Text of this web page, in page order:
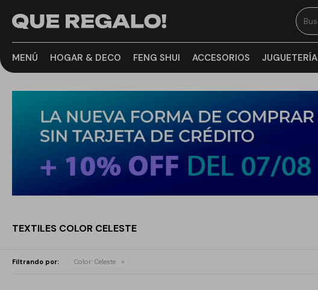
MENÚ HOGAR & DECO FENG SHUI ACCESORIOS JUGUETERÍA
TEXTILES COLOR CELESTE
Filtrando por: Color: Celeste